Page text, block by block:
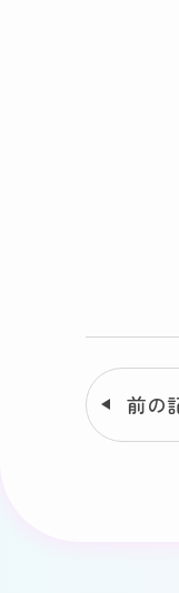
前の